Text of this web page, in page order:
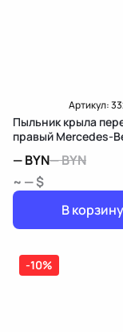
Артикул:
Пыльник крыла
правый Mercedes-
—BYN—BYN
~ — $
В корзину
-10%